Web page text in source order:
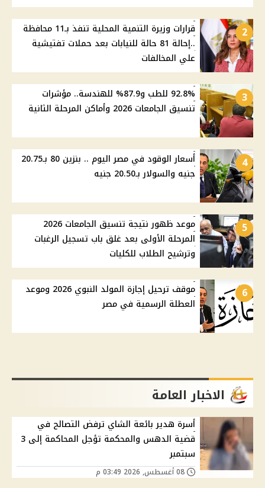
2
قرارات وزيرة التنمية المحلية تنفذ بـ11 محافظة
..إحالة 81 حالة للنيابات بعد حملات تفتيشية
علي المخالفات
3
92.8% للطب و87.9% للهندسة.. مؤشرات
تنسيق الجامعات 2026 وأماكن المرحلة الثانية
4
أسعار الوقود في مصر اليوم .. بنزين 80 بـ20.75
جنيه والسولار بـ20.50 جنيه
5
موعد ظهور نتيجة تنسيق الجامعات 2026
المرحلة الأولى بعد غلق باب تسجيل الرغبات
وترشيح الطلاب للكليات
6
موقف ترحيل إجازة المولد النبوي 2026 وموعد
العطلة الرسمية في مصر
الاخبار العامة
أسرة هدير بائعة الشاي ترفض التصالح في
قضية الدهس والمحكمة تؤجل المحاكمة إلى 3
سبتمبر